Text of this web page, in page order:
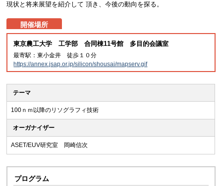
現状と将来展望を紹介して 頂き、今後の動向を探る。
開催場所
東京農工大学 工学部 合同棟11号館 多目的会議室
最寄駅：東小金井 徒歩１０分
https://annex.jsap.or.jp/silicon/shousai/mapserv.gif
テーマ
100ｎｍ以降のリソグラフィ技術
オーガナイザー
ASET/EUV研究室 岡崎信次
プログラム